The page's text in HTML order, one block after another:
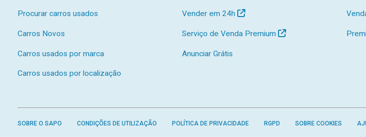
Procurar carros usados
Carros Novos
Carros usados por marca
Carros usados por localização
Vender em 24h
Serviço de Venda Premium
Anunciar Grátis
SOBRE O SAPO CONDIÇÕES DE UTILIZAÇÃO POLÍTICA DE PRIVACIDADE RGPD SOBRE COOKIES